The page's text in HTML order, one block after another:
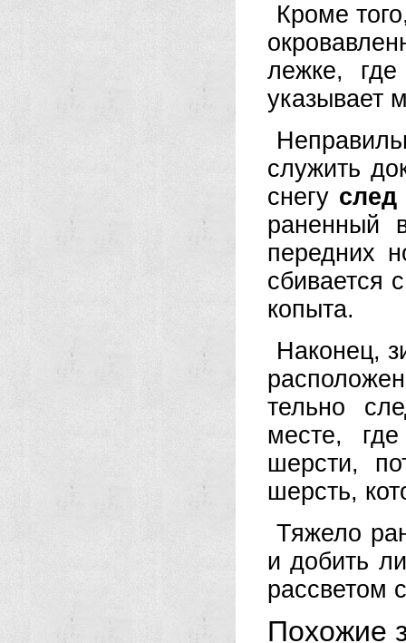
Кроме
лежке,
указывает
слу­жить
снегу след
раненный
передних
сбивается
копыта.
Наконец,
тельно
месте,
шерсти,
шерсть,
Тяжело
и добить
рас­светом
Похожие